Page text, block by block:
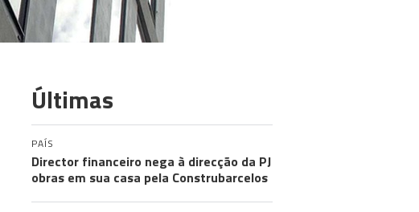
Últimas
PAÍS
Director financeiro nega à direcção da PJ
obras em sua casa pela Construbarcelos